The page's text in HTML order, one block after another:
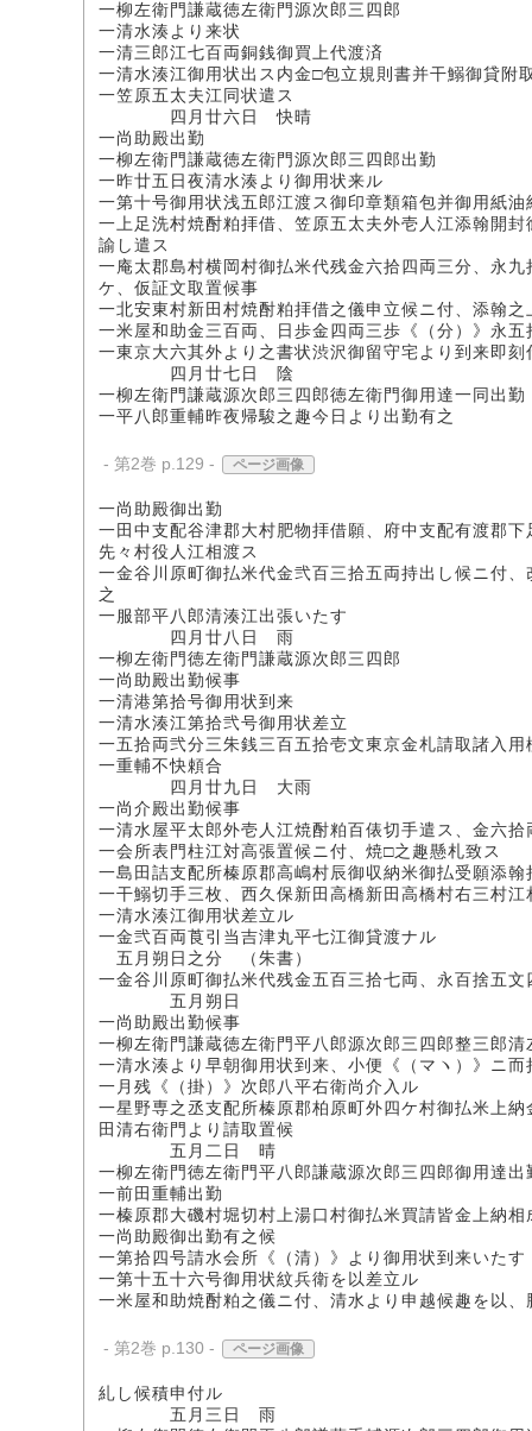
一柳左衛門謙蔵徳左衛門源次郎三四郎
一清水湊より来状
一清三郎江七百両銅銭御買上代渡済
一清水湊江御用状出ス内金□包立規則書并干鰯御貸附
一笠原五太夫江同状遣ス
四月廿六日 快晴
一尚助殿出勤
一柳左衛門謙蔵徳左衛門源次郎三四郎出勤
一昨廿五日夜清水湊より御用状来ル
一第十号御用状浅五郎江渡ス御印章類箱包并御用紙
一上足洗村焼酎粕拝借、笠原五太夫外壱人江添翰開
諭し遣ス
一庵太郡島村横岡村御払米代残金六拾四両三分、永
ケ、仮証文取置候事
一北安東村新田村焼酎粕拝借之儀申立候ニ付、添翰之
一米屋和助金三百両、日歩金四両三歩《（分）》永
一東京大六其外より之書状渋沢御留守宅より到来即
四月廿七日 陰
一柳左衛門謙蔵源次郎三四郎徳左衛門御用達一同出勤
一平八郎重輔昨夜帰駿之趣今日より出勤有之
- 第2巻 p.129 - ページ画像
一尚助殿御出勤
一田中支配谷津郡大村肥物拝借願、府中支配有渡郡
先々村役人江相渡ス
一金谷川原町御払米代金弐百三拾五両持出し候ニ付
之
一服部平八郎清湊江出張いたす
四月廿八日 雨
一柳左衛門徳左衛門謙蔵源次郎三四郎
一尚助殿出勤候事
一清港第拾号御用状到来
一清水湊江第拾弐号御用状差立
一五拾両弐分三朱銭三百五拾壱文東京金札請取諸入
一重輔不快頼合
四月廿九日 大雨
一尚介殿出勤候事
一清水屋平太郎外壱人江焼酎粕百俵切手遣ス、金六拾
一会所表門柱江対高張置候ニ付、焼□之趣懸札致ス
一島田詰支配所榛原郡高嶋村辰御収納米御払受願添
一干鰯切手三枚、西久保新田高橋新田高橋村右三村江
一清水湊江御用状差立ル
一金弐百両莨引当吉津丸平七江御貸渡ナル
五月朔日之分 （朱書）
一金谷川原町御払米代残金五百三拾七両、永百捨五
五月朔日
一尚助殿出勤候事
一柳左衛門謙蔵徳左衛門平八郎源次郎三四郎整三郎清
一清水湊より早朝御用状到来、小便《（マヽ）》ニ
一月残《（掛）》次郎八平右衛尚介入ル
一星野専之丞支配所榛原郡柏原町外四ケ村御払米上
田清右衛門より請取置候
五月二日 晴
一柳左衛門徳左衛門平八郎謙蔵源次郎三四郎御用達出
一前田重輔出勤
一榛原郡大磯村堀切村上湯口村御払米買請皆金上納
一尚助殿御出勤有之候
一第拾四号請水会所《（清）》より御用状到来いたす
一第十五十六号御用状紋兵衛を以差立ル
一米屋和助焼酎粕之儀ニ付、清水より申越候趣を以
- 第2巻 p.130 - ページ画像
糺し候積申付ル
五月三日 雨